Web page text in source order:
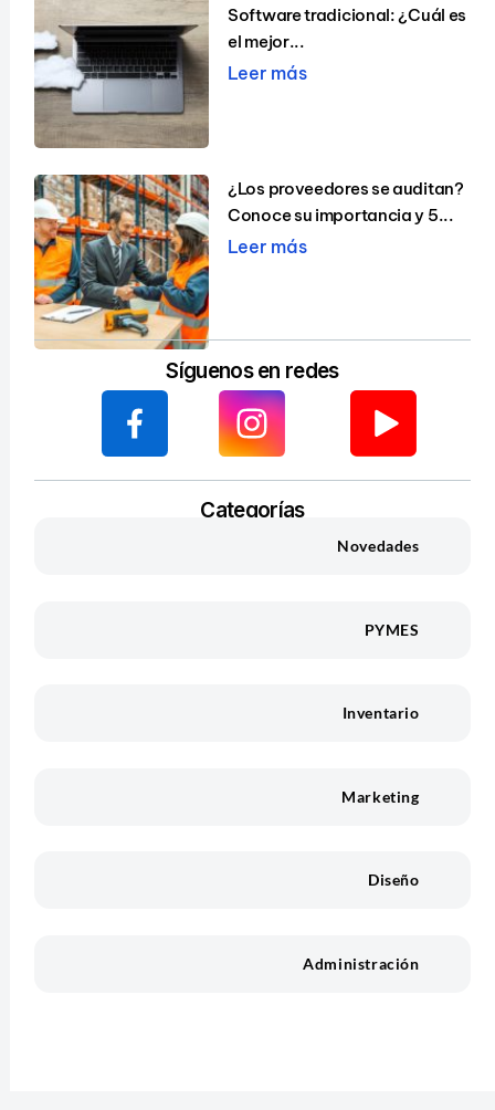
Software tradicional: ¿Cuál es
el mejor...
Leer más
¿Los proveedores se auditan?
Conoce su importancia y 5...
Leer más
Síguenos en redes
Categorías
Novedades
PYMES
Inventario
Marketing
Diseño
Administración